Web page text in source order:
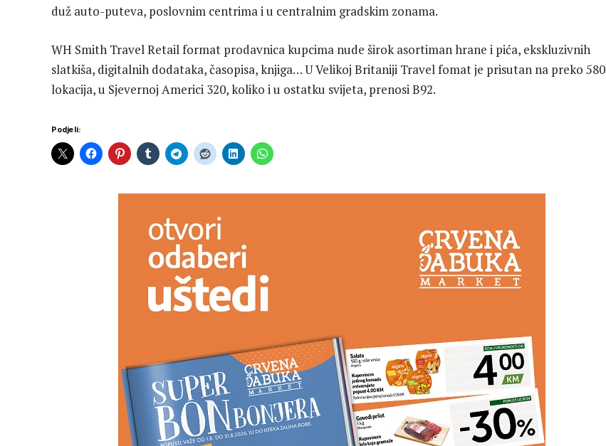
duž auto-puteva, poslovnim centrima i u centralnim gradskim zonama.
WH Smith Travel Retail format prodavnica kupcima nude širok asortiman hrane i pića, ekskluzivnih
slatkiša, digitalnih dodataka, časopisa, knjiga… U Velikoj Britaniji Travel fomat je prisutan na preko 580
lokacija, u Sjevernoj Americi 320, koliko i u ostatku svijeta, prenosi B92.
Podjeli: